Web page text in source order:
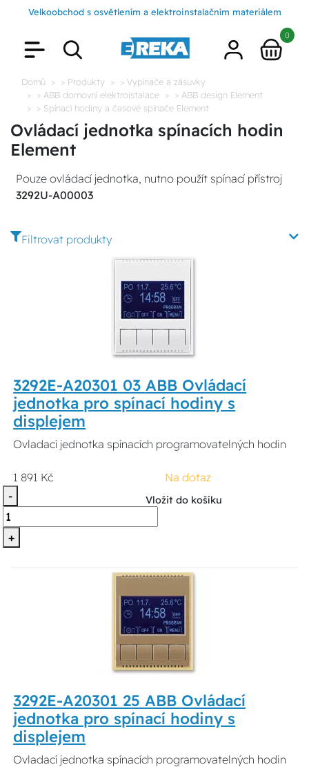
Velkoobchod s osvětlením a elektroinstalačním materiálem
0
Domů > Produkty
> Vypínače a zásuvky
> ABB domovní elektroistalace
> ABB design Element
> Spínací hodiny a časové spínače Element
Ovládací jednotka spínacích hodin
Element
Pouze ovládací jednotka, nutno použít spínací přístroj
3292U-A00003
Filtrovat produkty
3292E-A20301 03 ABB Ovládací
jednotka pro spínací hodiny s
displejem
Ovladací jednotka spínacích programovatelných hodin
1 891 Kč
Na dotaz
-
+
Vložit do košíku
3292E-A20301 25 ABB Ovládací
jednotka pro spínací hodiny s
displejem
Ovladací jednotka spínacích programovatelných hodin